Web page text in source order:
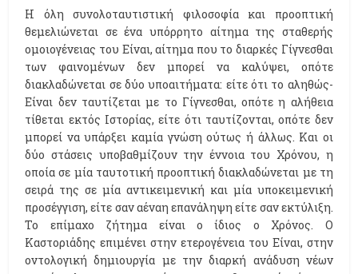
Η όλη συνολοταυτιστική φιλοσοφία και προοπτική
θεμελιώνεται σε ένα υπόρρητο αίτημα της σταθερής
ομοιογένειας του Είναι, αίτημα που το διαρκές Γίγνεσθαι
των φαινομένων δεν μπορεί να καλύψει, οπότε
διακλαδώνεται σε δύο υποαιτήματα: είτε ότι το αληθώς-
Είναι δεν ταυτίζεται με το Γίγνεσθαι, οπότε η αλήθεια
τίθεται εκτός Ιστορίας, είτε ότι ταυτίζονται, οπότε δεν
μπορεί να υπάρξει καμία γνώση ούτως ή άλλως. Και οι
δύο στάσεις υποβαθμίζουν την έννοια του Χρόνου, η
οποία σε μία ταυτοτική προοπτική διακλαδώνεται με τη
σειρά της σε μία αντικειμενική και μία υποκειμενική
προσέγγιση, είτε σαν αέναη επανάληψη είτε σαν εκτύλιξη.
Το επίμαχο ζήτημα είναι ο ίδιος ο Χρόνος. Ο
Καστοριάδης επιμένει στην ετερογένεια του Είναι, στην
οντολογική δημιουργία με την διαρκή ανάδυση νέων